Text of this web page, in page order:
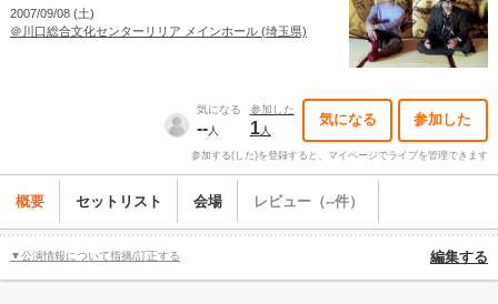
2007/09/08 (土)
＠川口総合文化センターリリア メインホール (埼玉県)
気になる
--人
参加した
1人
気になる 参加した
参加する(した)を登録すると、マイページでライブを管理できます
概要 セットリスト 会場 レビュー（--件）
▼公演情報について指摘/訂正する 編集する